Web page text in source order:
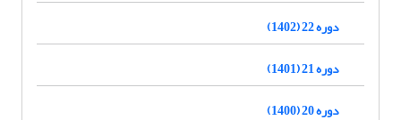
دوره 22 (1402)
دوره 21 (1401)
دوره 20 (1400)